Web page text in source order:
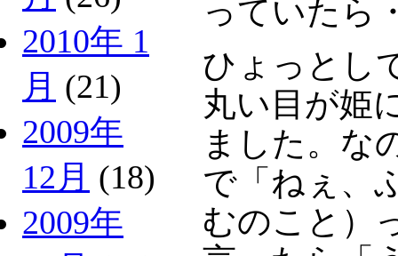
2010年 1
月 (21)
2009年
12月 (18)
2009年
っていたら
ひょっとし
丸い目が姫
ました。な
で「ねぇ、
むのこと）